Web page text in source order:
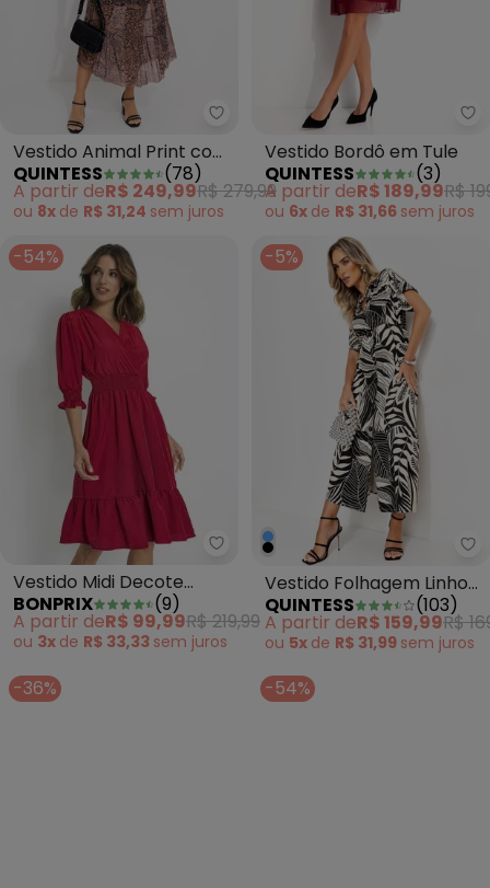
Quintess - Vestido Animal
Vestido Animal Print com
Amarração no Decote
QUINTESS (78)
A partir deR$ 249,99R$ 279,99
ou 8x de R$ 31,24 sem juros
Vestido Bordô em Tule
QUINTESS
(3)
A partir deR$ 189,99R$
ou 6x de R$ 31,66 sem juros
-54%
bonprix - Vestido Midi Decote
Vestido Midi Decote
Transpassado Vermelho
BONPRIX (9)
A partir deR$ 99,99R$ 219,99
ou 3x de R$ 33,33 sem juros
-5%
Vestido Folhagem Linho
em Malha de Viscose
QUINTESS (103)
A partir deR$ 159,99R$
ou 5x de R$ 31,99 sem juros
-36% -54%